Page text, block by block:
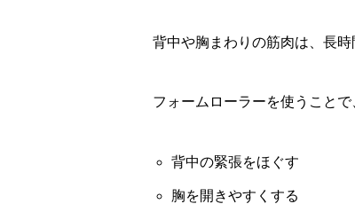
背中や胸まわりの筋肉は、長
フォームローラーを使うことで
背中の緊張をほぐす
胸を開きやすくする